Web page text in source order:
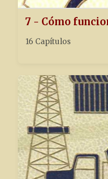
7 - Cómo
16 Capítulos